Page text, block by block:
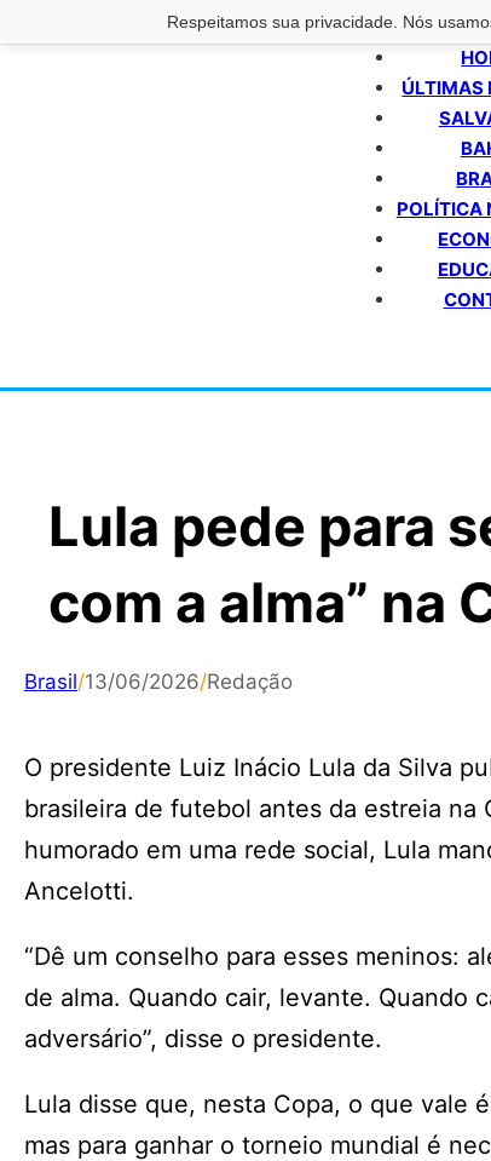
Respeitamos sua privacidade. Nós
ÚLTIMAS
POLÍTICA
Lula pede para
com a alma” na
Brasil/13/06/2026/Redação
O presidente Luiz Inácio Lula da Silva
brasileira de futebol antes da estreia
humorado em uma rede social, Lula
Ancelotti.
“Dê um conselho para esses meninos:
de alma. Quando cair, levante. Quando
adversário”, disse o presidente.
Lula disse que, nesta Copa, o que vale
mas para ganhar o torneio mundial é